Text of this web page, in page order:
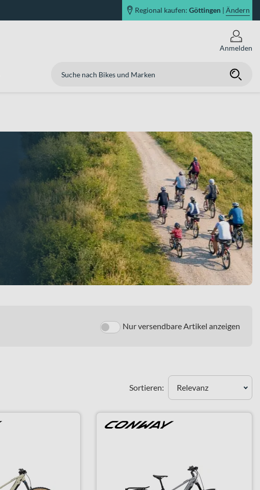
Regional kaufen: Göttingen | Ändern
Anmelden
Nur versendbare Artikel anzeigen
Sortieren: Relevanz